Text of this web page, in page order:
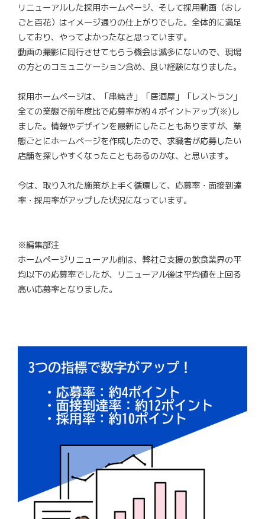
リニューアルした採用ホームページ、そして採用動画（おし
ごと百花）はイメージ通りの仕上がりでした。全体的に満足
しており、やってよかったなと思っています。
動画の撮影に同行させてもらう機会は滅多にないので、現場
の方とのコミュニケーション含め、良い経験になりました。
採用ホームページは、「串焼き」「居酒屋」「レストラン」
全ての業態で前年度比で応募率が約４ポイントアップ(※)し
ました。情報やデザインを最新にしたこともありますが、業
態ごとにホームページを作成したので、求職者が応募したい
店舗を探しやすくなったこともあるのかな、と思います。
今は、取り入れた施策が上手く循環して、応募率・面接到達
率・採用率がアップした状況になっています。
※編集部注
ホームページリニューアル前は、弊社ご支援の飲食業界の平
均以下の応募率でしたが、リニューアル後は平均値を上回る
高い応募率となりました。